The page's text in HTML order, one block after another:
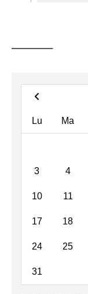
Lu Ma
3 4
10 11
17 18
24 25
31